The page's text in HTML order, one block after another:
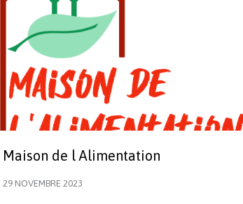
Maison de l Alimentation
29 NOVEMBRE 2023